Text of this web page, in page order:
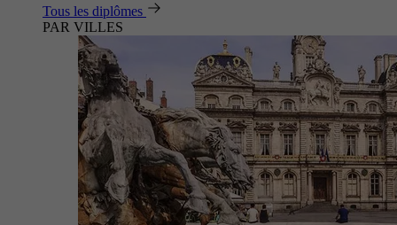
Tous les diplômes
PAR VILLES